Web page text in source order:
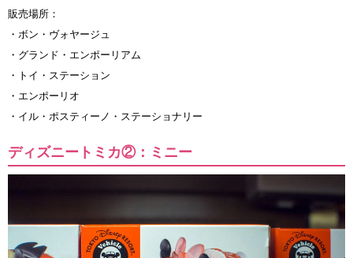
販売場所：
・ボン・ヴォヤージュ
・グランド・エンポーリアム
・トイ・ステーション
・エンポーリオ
・イル・ポスティーノ・ステーショナリー
ディズニートミカ②：ミニー